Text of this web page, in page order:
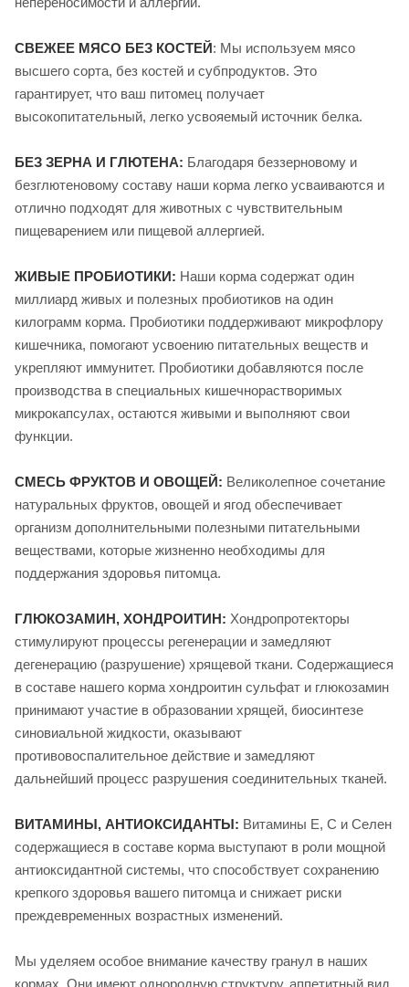
СВЕЖЕЕ МЯСО БЕЗ КОСТЕЙ: Мы используем мясо
высшего сорта, без костей и субпродуктов. Это
гарантирует, что ваш питомец получает
высокопитательный, легко усвояемый источник белка.
БЕЗ ЗЕРНА И ГЛЮТЕНА: Благодаря беззерновому и
безглютеновому составу наши корма легко усваиваются и
отлично подходят для животных с чувствительным
пищеварением или пищевой аллергией.
ЖИВЫЕ ПРОБИОТИКИ: Наши корма содержат один
миллиард живых и полезных пробиотиков на один
килограмм корма. Пробиотики поддерживают микрофлору
кишечника, помогают усвоению питательных веществ и
укрепляют иммунитет. Пробиотики добавляются после
производства в специальных кишечнорастворимых
микрокапсулах, остаются живыми и выполняют свои
функции.
СМЕСЬ ФРУКТОВ И ОВОЩЕЙ: Великолепное сочетание
натуральных фруктов, овощей и ягод обеспечивает
организм дополнительными полезными питательными
веществами, которые жизненно необходимы для
поддержания здоровья питомца.
ГЛЮКОЗАМИН, ХОНДРОИТИН: Хондропротекторы
стимулируют процессы регенерации и замедляют
дегенерацию (разрушение) хрящевой ткани. Содержащиеся
в составе нашего корма хондроитин сульфат и глюкозамин
принимают участие в образовании хрящей, биосинтезе
синовиальной жидкости, оказывают
противовоспалительное действие и замедляют
дальнейший процесс разрушения соединительных тканей.
ВИТАМИНЫ, АНТИОКСИДАНТЫ: Витамины Е, С и Селен
содержащиеся в составе корма выступают в роли мощной
антиоксидантной системы, что способствует сохранению
крепкого здоровья вашего питомца и снижает риски
преждевременных возрастных изменений.
Мы уделяем особое внимание качеству гранул в наших
кормах. Они имеют однородную структуру, аппетитный вид